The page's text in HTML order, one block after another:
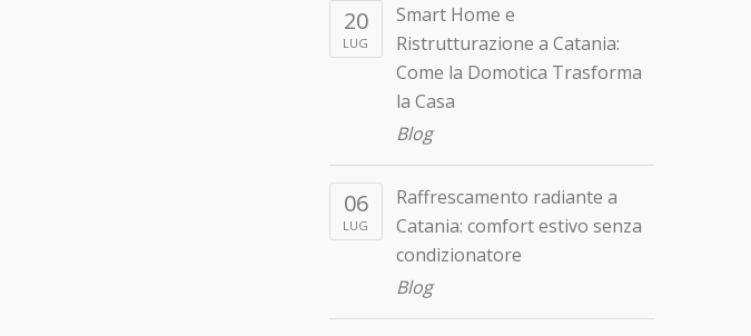
20
LUG
Smart Home e
Ristrutturazione a Catania:
Come la Domotica Trasforma
la Casa
Blog
06
LUG
Raffrescamento radiante a
Catania: comfort estivo senza
condizionatore
Blog